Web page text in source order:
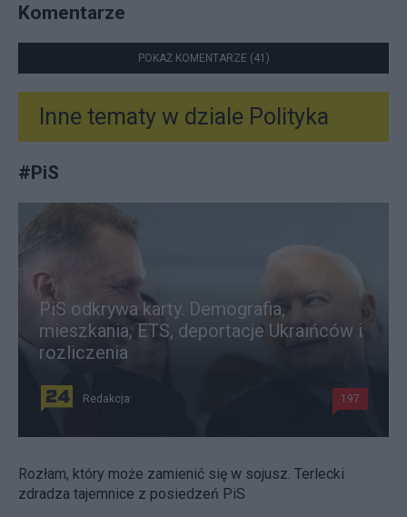
Komentarze
POKAŻ KOMENTARZE (41)
Inne tematy w dziale Polityka
#PiS
PiS odkrywa karty. Demografia,
mieszkania, ETS, deportacje Ukraińców i
rozliczenia
Redakcja 197
Rozłam, który może zamienić się w sojusz. Terlecki
zdradza tajemnice z posiedzeń PiS